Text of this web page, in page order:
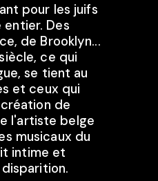
pour les juifs
Des
de Brooklyn...
ce qui
se tient au
et ceux qui
de
l'artiste belge
musicaux du
intime et